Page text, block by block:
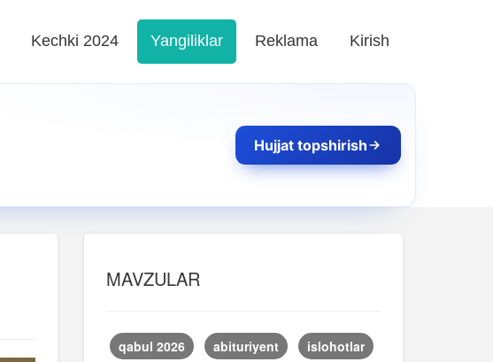
Kechki 2024 Yangiliklar Reklama Kirish
Hujjat topshirish
MAVZULAR
qabul 2026 abituriyent
islohotlar